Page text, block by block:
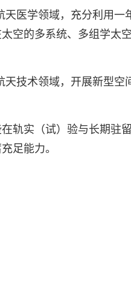
天医学领域，充分利用一
空的多系统、多组学太空
天技术领域，开展新型空
轨实（试）验与长期驻
足能力。